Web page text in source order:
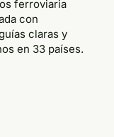
ferroviaria
con
claras y
en 33 países.